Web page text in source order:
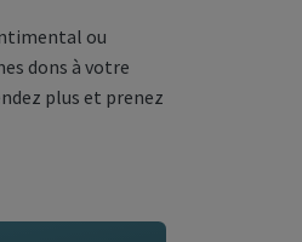
ou
dons à votre
plus et prenez